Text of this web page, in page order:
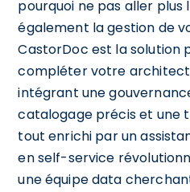
pourquoi ne pas aller
également la gestion de
CastorDoc est la solution
compléter votre
intégrant une
catalogage précis et une
tout enrichi par un
en self-service
une équipe data